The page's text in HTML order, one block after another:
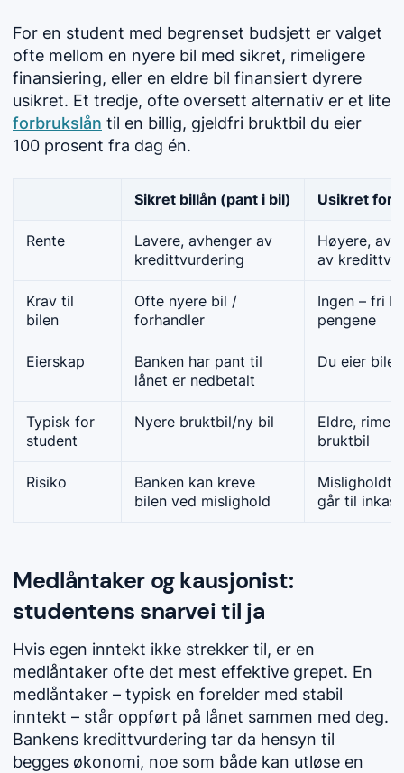
For en student med begrenset budsjett er valget
ofte mellom en nyere bil med sikret, rimeligere
finansiering, eller en eldre bil finansiert dyrere
usikret. Et tredje, ofte oversett alternativ er et lite
forbrukslån til en billig, gjeldfri bruktbil du eier
100 prosent fra dag én.
Sikret billån (pant i bil) Usikret
Rente
Lavere, avhenger av
kredittvurdering
Høyere,
av
Krav til
bilen
Ofte nyere bil /
forhandler
Ingen – fri
pengene
Eierskap
Banken har pant til
lånet er nedbetalt
Du eier
Typisk for
student
Nyere bruktbil/ny bil
Eldre,
bruktbil
Risiko
Banken kan kreve
bilen ved mislighold
Misligholdt
går til
Medlåntaker og kausjonist:
studentens snarvei til ja
Hvis egen inntekt ikke strekker til, er en
medlåntaker ofte det mest effektive grepet. En
medlåntaker – typisk en forelder med stabil
inntekt – står oppført på lånet sammen med deg.
Bankens kredittvurdering tar da hensyn til
begges økonomi, noe som både kan utløse en